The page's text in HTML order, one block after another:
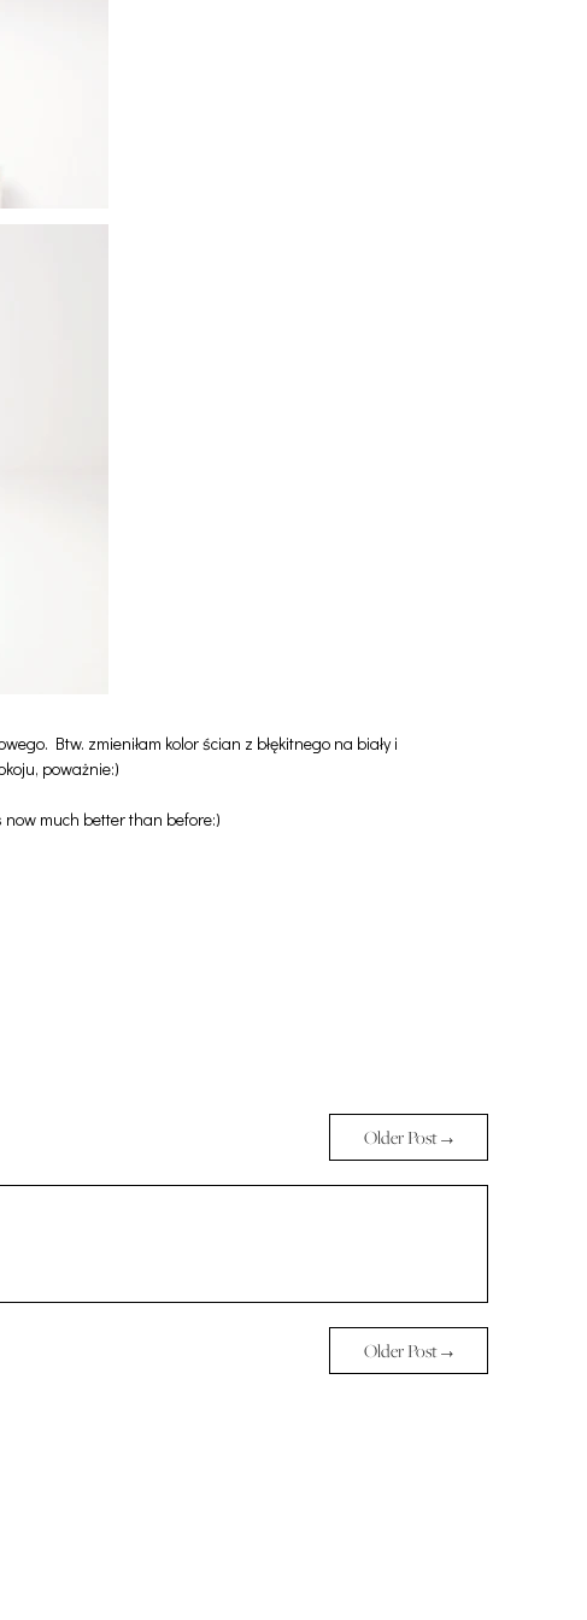
Btw. zmieniłam kolor ścian z błękitnego na biały i
poważnie:)
much better than before:)
Older Post →
Older Post →